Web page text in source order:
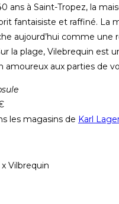
ans à Saint-Tropez, la
fantaisiste et raffiné. La
aujourd’hui comme une
la plage, Vilebrequin est
amoureux aux parties de
les magasins de Karl
Vilbrequin